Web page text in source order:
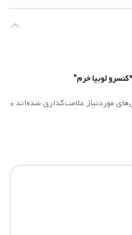
لوبیا خرم”
موردنیاز علامت‌گذاری شده‌اند*